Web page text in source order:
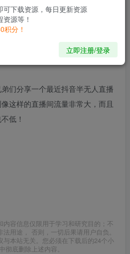
love; it needs no talk.
息相通，无需用言语倾诉
们分享一个最近抖音半无人直播
这样的直播间流量非常大，而且
低！
内容信息仅限用于学习和研究目的；不
用途， 否则，一切后果请用户自负。
与本站无关。您必须在下载后的24个小
彻底删除上述内容。
下载资源，每日更新资源
源等！
积分！
立即注册/登录